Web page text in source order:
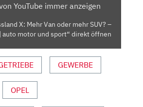
YouTube immer anzeigen
X: Mehr Van oder mehr SUV? –
auto motor und sport“ direkt öffnen
GEWERBE
OPEL